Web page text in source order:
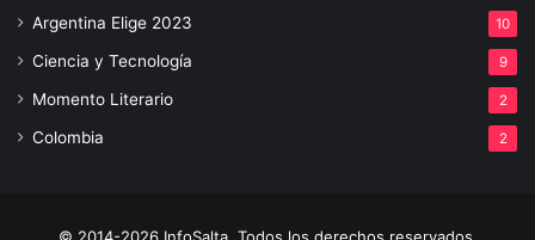
Argentina Elige 2023 10
Ciencia y Tecnología 9
Momento Literario 2
Colombia 2
© 2014-2026 InfoSalta. Todos los derechos reservados.